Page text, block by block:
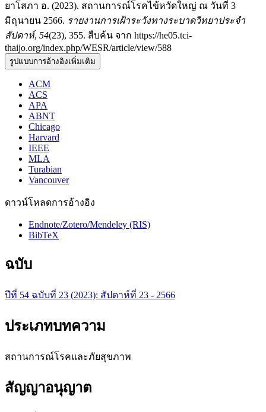
ยาโสภา อ. (2023). สถานการณ์โรคไข้หวัดใหญ่ ณ วันที่ 3
มิถุนายน 2566. รายงานการเฝ้าระวังทางระบาดวิทยาประจำ
สัปดาห์, 54(23), 355. สืบค้น จาก https://he05.tci-
thaijo.org/index.php/WESR/article/view/588
รูปแบบการอ้างอิงเพิ่มเติม
ACM
ACS
APA
ABNT
Chicago
Harvard
IEEE
MLA
Turabian
Vancouver
ดาวน์โหลดการอ้างอิง
Endnote/Zotero/Mendeley (RIS)
BibTeX
ฉบับ
ปีที่ 54 ฉบับที่ 23 (2023): สัปดาห์ที่ 23 - 2566
ประเภทบทความ
สถานการณ์โรคและภัยสุขภาพ
สัญญาอนุญาต